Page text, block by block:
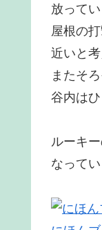
放って
屋根の
近いと
またそ
谷内は
ルーキ
なって